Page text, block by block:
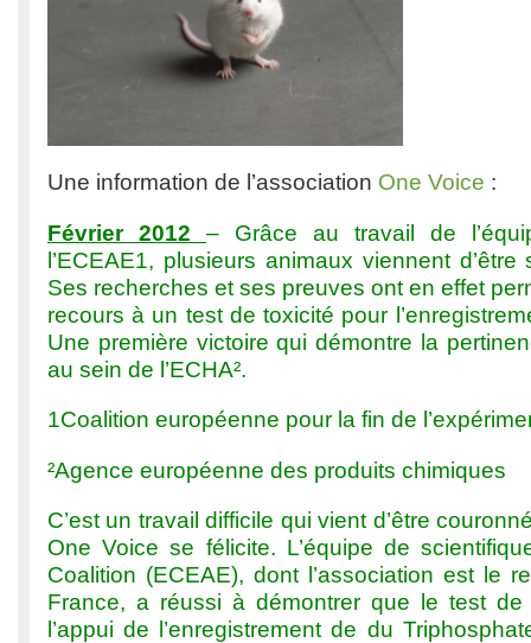
Une information de l’association One Voice :
Février 2012 – Grâce au travail de
l’ECEAE1, plusieurs animaux viennent
Ses recherches et ses preuves ont en effet
recours à un test de toxicité pour
Une première victoire qui démontre la
au sein de l’ECHA².
1Coalition européenne pour la fin de
²Agence européenne des produits chimiques
C’est un travail difficile qui vient d’être
One Voice se félicite. L’équipe de
Coalition (ECEAE), dont l’association est le
France, a réussi à démontrer que le test de
l’appui de l’enregistrement de du